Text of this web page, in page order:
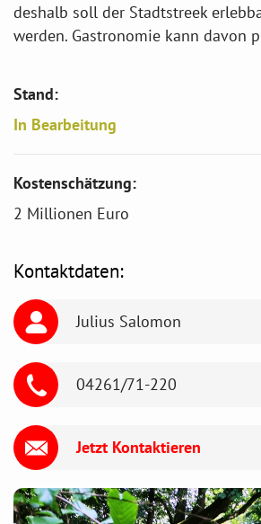
deshalb soll der Stadtstreek
werden. Gastronomie kann davon
Stand:
In Bearbeitung
Kostenschätzung:
2 Millionen Euro
Kontaktdaten:
Julius Salomon
04261/71-220
Jetzt Kontaktieren